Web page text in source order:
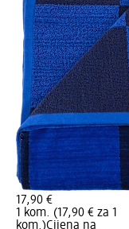
17,90 €
1 kom. (17,90 € za 1
kom.)Cijena na